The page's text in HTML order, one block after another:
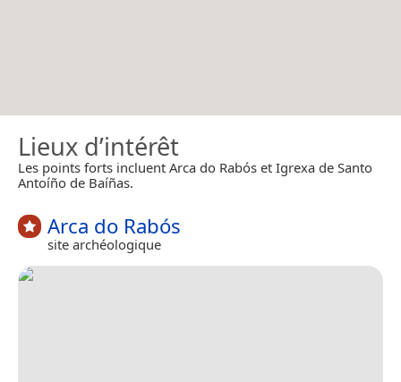
Lieux d’intérêt
Les points forts incluent Arca do Rabós et Igrexa de Santo
Antoíño de Baíñas.
Arca do Rabós
site archéologique